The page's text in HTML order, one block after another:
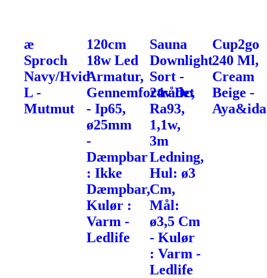
æ
Sproch
Navy/Hvid
L -
Mutmut
120cm
18w Led
Armatur,
Gennemfortrådet
- Ip65,
ø25mm
-
Dæmpbar
: Ikke
Dæmpbar,
Kulør :
Varm -
Ledlife
Sauna
Downlight
Sort -
24v Dc,
Ra93,
1,1w,
3m
Ledning,
Hul: ø3
Cm,
Mål:
ø3,5 Cm
- Kulør
: Varm -
Ledlife
Cup2go
240 Ml,
Cream
Beige -
Aya&ida